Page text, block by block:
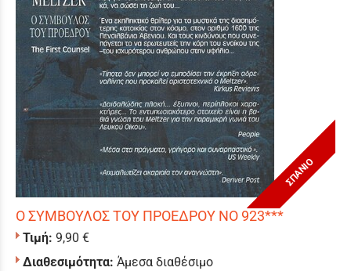
ΣΠΑΝΙΟ
Ο ΣΥΜΒΟΥΛΟΣ ΤΟΥ ΠΡΟΕΔΡΟΥ ΝΟ 923***
Τιμή: 9,90 €
Διαθεσιμότητα: Άμεσα διαθέσιμο